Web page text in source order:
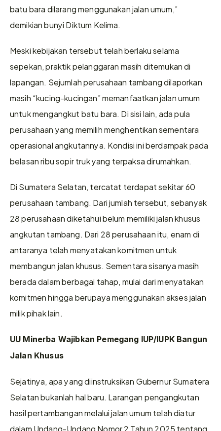
batu bara dilarang menggunakan jalan umum,”
demikian bunyi Diktum Kelima.
Meski kebijakan tersebut telah berlaku selama
sepekan, praktik pelanggaran masih ditemukan di
lapangan. Sejumlah perusahaan tambang dilaporkan
masih “kucing-kucingan” memanfaatkan jalan umum
untuk mengangkut batu bara. Di sisi lain, ada pula
perusahaan yang memilih menghentikan sementara
operasional angkutannya. Kondisi ini berdampak pada
belasan ribu sopir truk yang terpaksa dirumahkan.
Di Sumatera Selatan, tercatat terdapat sekitar 60
perusahaan tambang. Dari jumlah tersebut, sebanyak
28 perusahaan diketahui belum memiliki jalan khusus
angkutan tambang. Dari 28 perusahaan itu, enam di
antaranya telah menyatakan komitmen untuk
membangun jalan khusus. Sementara sisanya masih
berada dalam berbagai tahap, mulai dari menyatakan
komitmen hingga berupaya menggunakan akses jalan
milik pihak lain.
UU Minerba Wajibkan Pemegang IUP/IUPK Bangun
Jalan Khusus
Sejatinya, apa yang diinstruksikan Gubernur Sumatera
Selatan bukanlah hal baru. Larangan pengangkutan
hasil pertambangan melalui jalan umum telah diatur
dalam Undang-Undang Nomor 2 Tahun 2025 tentang